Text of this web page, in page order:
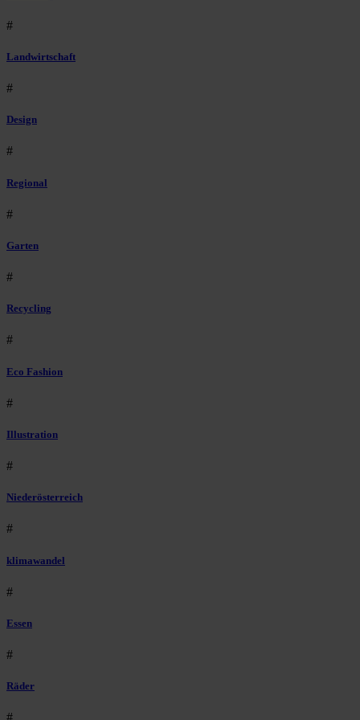
#
Landwirtschaft
#
Design
#
Regional
#
Garten
#
Recycling
#
Eco Fashion
#
Illustration
#
Niederösterreich
#
klimawandel
#
Essen
#
Räder